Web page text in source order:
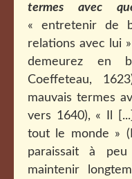
termes avec
« entretenir de
relations avec lui
demeurez en
Coeffeteau,
mauvais termes
vers 1640), « Il
tout le monde »
paraissait à
maintenir